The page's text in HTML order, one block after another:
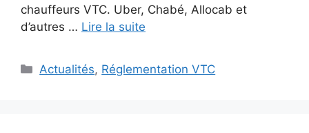
chauffeurs VTC. Uber, Chabé, Allocab et
d’autres … Lire la suite
Catégories
Actualités, Réglementation VTC